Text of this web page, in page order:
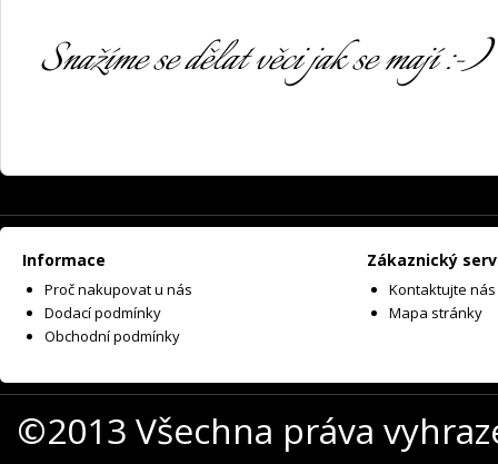
Snažíme se dělat věci jak se mají :-)
Informace
Proč nakupovat u nás
Dodací podmínky
Obchodní podmínky
Zákaznický
Kontaktujte nás
Mapa stránky
©2013 Všechna práva